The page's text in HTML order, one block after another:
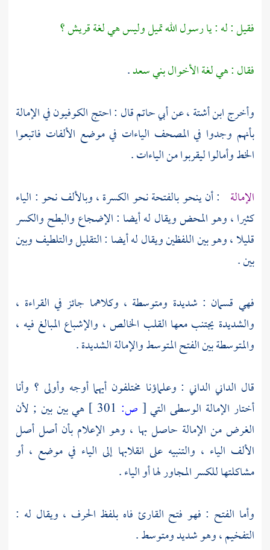
فقيل : له : يا رسول الله تميل وليس هي لغةقريش ؟
فقال : هي لغة الأخوالبني سعد.
وأخرجابن أشتة ،عنأبي حاتمقال : احتجالكوفيونفي الإمالة
بأنهم وجدوا في المصحف الياءات في موضع الألفات فاتبعوا
الخط وأمالوا ليقربوا من الياءات .
الإمالة : أن ينحو بالفتحة نحو الكسرة ، وبالألف نحو : الياء
كثيرا ، وهو المحض ويقال له أيضا : الإضجاع والبطح والكسر
قليلا ، وهو بين اللفظين ويقال له أيضا : التقليل والتلطيف وبين
بين .
فهي قسمان : شديدة ومتوسطة ، وكلاهما جائز في القراءة ،
والشديدة يجتنب معها القلب الخالص ، والإشباع المبالغ فيه ،
والمتوسطة بين الفتح المتوسط والإمالة الشديدة .
قال الداني الداني : وعلماؤنا مختلفون أيهما أوجه وأولى ؟ وأنا
أختار الإمالة الوسطى التي[ ص:
هي بين بين ; لأن
الغرض من الإمالة حاصل بها ، وهو الإعلام بأن أصل أصل
الألف الياء ، والتنبيه على انقلابها إلى الياء في موضع ، أو
مشاكلتها للكسر المجاور لها أو الياء .
وأما الفتح : فهو فتح القارئ فاه بلفظ الحرف ، ويقال له :
التفخيم ، وهو شديد ومتوسط .